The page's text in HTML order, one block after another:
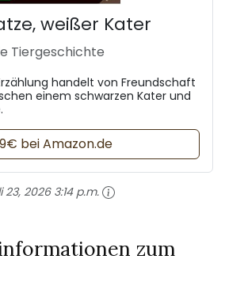
weißer Kater
Tiergeschichte
handelt von Freundschaft
einem schwarzen Kater und
bei Amazon.de
23, 2026 3:14 p.m.
zum